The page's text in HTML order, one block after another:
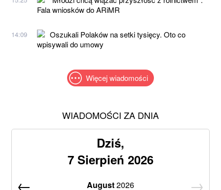
Fala wniosków do ARiMR
14:09
Oszukali Polaków na setki tysięcy. Oto co
wpisywali do umowy
Więcej wiadomości
WIADOMOŚCI ZA DNIA
Dziś,
7 Sierpień 2026
August2026